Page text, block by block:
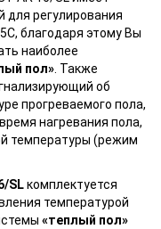
для регулирования
благодаря этому Вы
наиболее
пол». Также
об
прогреваемого пола,
нагревания пола,
температуры (режим
SLкомплектуется
температурой
«теплый пол»